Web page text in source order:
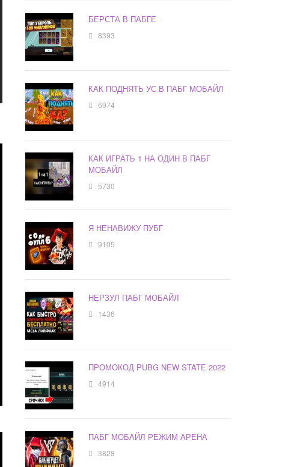
БЕРСТА В ПАБГЕ
8393
КАК ПОДНЯТЬ УС В ПАБГ МОБАЙЛ
6974
КАК ИГРАТЬ 1 НА ОДИН В ПАБГ
МОБАЙЛ
5730
Я НЕНАВИЖУ ПУБГ
9105
НЕРЗУЛ ПАБГ МОБАЙЛ
1436
ПРОМОКОД PUBG NEW STATE 2022
4914
ПАБГ МОБАЙЛ РЕЖИМ АРЕНА
3828